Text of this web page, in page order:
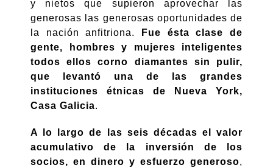
y nietos que supieron aprovechar las
generosas las generosas oportunidades de
la nación anfitriona.
Fue ésta clase de
gente, hombres y mujeres inteligentes
todos ellos corno diamantes sin pulir,
que levantó una de las grandes
instituciones étnicas de Nueva York,
Casa Galicia.
A lo largo de las seis décadas el valor
acumulativo de la inversión de los
socios, en dinero y esfuerzo generoso,